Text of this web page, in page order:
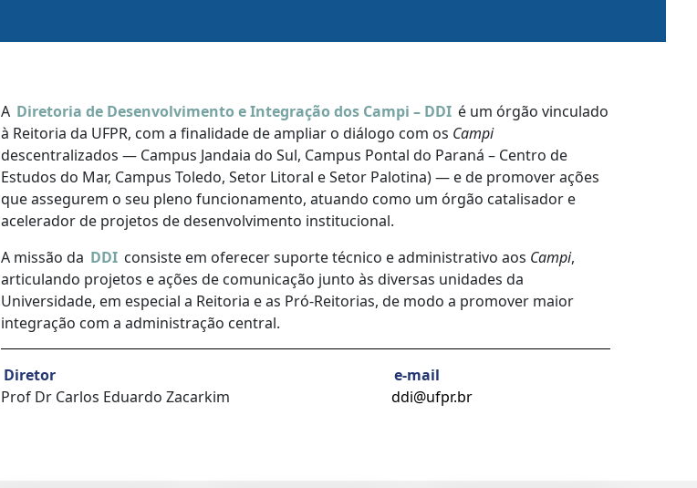
A Diretoria de Desenvolvimento e Integração dos Campi – DDI é um órgão vinculado
à Reitoria da UFPR, com a finalidade de ampliar o diálogo com os Campi
descentralizados — Campus Jandaia do Sul, Campus Pontal do Paraná – Centro de
Estudos do Mar, Campus Toledo, Setor Litoral e Setor Palotina) — e de promover ações
que assegurem o seu pleno funcionamento, atuando como um órgão catalisador e
acelerador de projetos de desenvolvimento institucional.
A missão da DDI consiste em oferecer suporte técnico e administrativo aos Campi,
articulando projetos e ações de comunicação junto às diversas unidades da
Universidade, em especial a Reitoria e as Pró-Reitorias, de modo a promover maior
integração com a administração central.
Diretor
Prof Dr Carlos Eduardo Zacarkim
e-mail
ddi@ufpr.br